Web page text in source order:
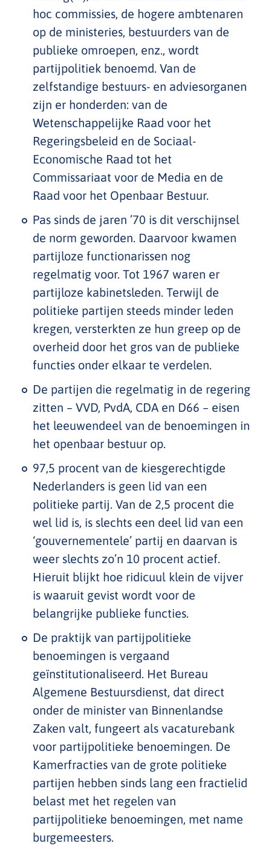
hoc commissies, de hogere ambtenaren
op de ministeries, bestuurders van de
publieke omroepen, enz., wordt
partijpolitiek benoemd. Van de
zelfstandige bestuurs- en adviesorganen
zijn er honderden: van de
Wetenschappelijke Raad voor het
Regeringsbeleid en de Sociaal-
Economische Raad tot het
Commissariaat voor de Media en de
Raad voor het Openbaar Bestuur.
Pas sinds de jaren ’70 is dit verschijnsel
de norm geworden. Daarvoor kwamen
partijloze functionarissen nog
regelmatig voor. Tot 1967 waren er
partijloze kabinetsleden. Terwijl de
politieke partijen steeds minder leden
kregen, versterkten ze hun greep op de
overheid door het gros van de publieke
functies onder elkaar te verdelen.
De partijen die regelmatig in de regering
zitten – VVD, PvdA, CDA en D66 – eisen
het leeuwendeel van de benoemingen in
het openbaar bestuur op.
97,5 procent van de kiesgerechtigde
Nederlanders is geen lid van een
politieke partij. Van de 2,5 procent die
wel lid is, is slechts een deel lid van een
‘gouvernementele’ partij en daarvan is
weer slechts zo’n 10 procent actief.
Hieruit blijkt hoe ridicuul klein de vijver
is waaruit gevist wordt voor de
belangrijke publieke functies.
De praktijk van partijpolitieke
benoemingen is vergaand
geïnstitutionaliseerd. Het Bureau
Algemene Bestuursdienst, dat direct
onder de minister van Binnenlandse
Zaken valt, fungeert als vacaturebank
voor partijpolitieke benoemingen. De
Kamerfracties van de grote politieke
partijen hebben sinds lang een fractielid
belast met het regelen van
partijpolitieke benoemingen, met name
burgemeesters.